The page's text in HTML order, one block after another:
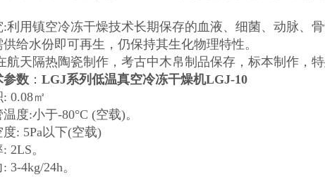
:利用镇空冷冻干燥技术长期保存的血液、细菌、动脉、
供给水份即可再生，仍保持其生化物理特性。
航天隔热陶瓷制作，考古中木帛制品保存，标本制作，
参数 ： LGJ系列低温真空冷冻干燥机LGJ-10
0.08㎡
度:小于-80°C (空载)。
: 5Pa以下(空载)
2LS。
3-4kg/24h。